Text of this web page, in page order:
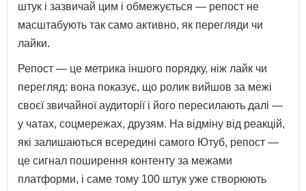
штук і зазвичай цим і обмежується — репост не
масштабують так само активно, як перегляди чи
лайки.
Репост — це метрика іншого порядку, ніж лайк чи
перегляд: вона показує, що ролик вийшов за межі
своєї звичайної аудиторії і його пересилають далі —
у чатах, соцмережах, друзям. На відміну від реакцій,
які залишаються всередині самого Ютуб, репост —
це сигнал поширення контенту за межами
платформи, і саме тому 100 штук уже створюють